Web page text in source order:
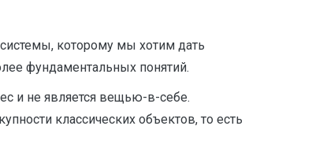
которому мы хотим дать
фундаментальных понятий.
и не является вещью-в-себе.
классических объектов, то есть